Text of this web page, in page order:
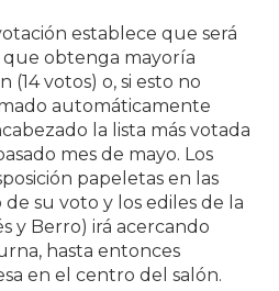
establece que será
obtenga mayoría
(14 votos) o, si esto no
automáticamente
la lista más votada
mes de mayo. Los
papeletas en las
su voto y los ediles de la
y Berro) irá acercando
hasta entonces
en el centro del salón.